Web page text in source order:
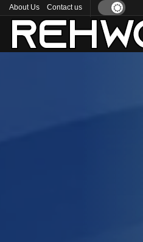
About Us Contact us